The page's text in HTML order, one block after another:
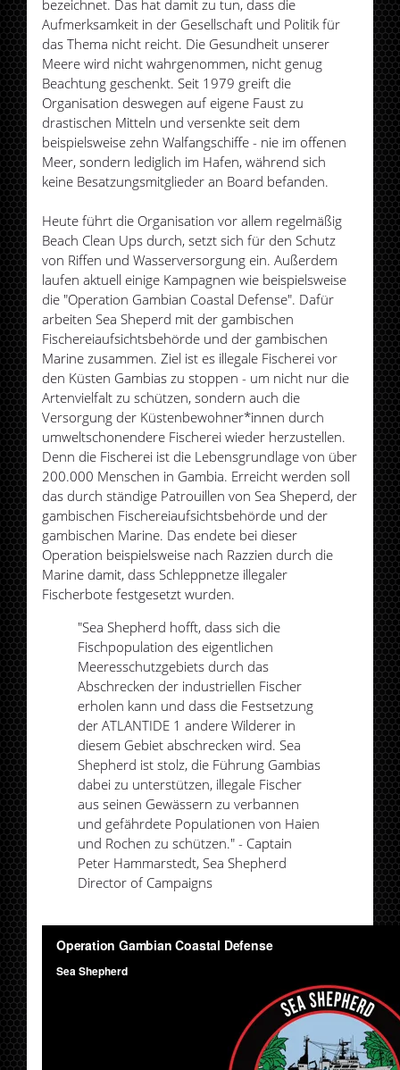
bezeichnet. Das hat damit zu tun, dass die
Aufmerksamkeit in der Gesellschaft und Politik für
das Thema nicht reicht. Die Gesundheit unserer
Meere wird nicht wahrgenommen, nicht genug
Beachtung geschenkt. Seit 1979 greift die
Organisation deswegen auf eigene Faust zu
drastischen Mitteln und versenkte seit dem
beispielsweise zehn Walfangschiffe - nie im offenen
Meer, sondern lediglich im Hafen, während sich
keine Besatzungsmitglieder an Board befanden.
Heute führt die Organisation vor allem regelmäßig
Beach Clean Ups durch, setzt sich für den Schutz
von Riffen und Wasserversorgung ein. Außerdem
laufen aktuell einige Kampagnen wie beispielsweise
die "Operation Gambian Coastal Defense". Dafür
arbeiten Sea Sheperd mit der gambischen
Fischereiaufsichtsbehörde und der gambischen
Marine zusammen. Ziel ist es illegale Fischerei vor
den Küsten Gambias zu stoppen - um nicht nur die
Artenvielfalt zu schützen, sondern auch die
Versorgung der Küstenbewohner*innen durch
umweltschonendere Fischerei wieder herzustellen.
Denn die Fischerei ist die Lebensgrundlage von über
200.000 Menschen in Gambia. Erreicht werden soll
das durch ständige Patrouillen von Sea Sheperd, der
gambischen Fischereiaufsichtsbehörde und der
gambischen Marine. Das endete bei dieser
Operation beispielsweise nach Razzien durch die
Marine damit, dass Schleppnetze illegaler
Fischerbote festgesetzt wurden.
"Sea Shepherd hofft, dass sich die
Fischpopulation des eigentlichen
Meeresschutzgebiets durch das
Abschrecken der industriellen Fischer
erholen kann und dass die Festsetzung
der ATLANTIDE 1 andere Wilderer in
diesem Gebiet abschrecken wird. Sea
Shepherd ist stolz, die Führung Gambias
dabei zu unterstützen, illegale Fischer
aus seinen Gewässern zu verbannen
und gefährdete Populationen von Haien
und Rochen zu schützen." - Captain
Peter Hammarstedt, Sea Shepherd
Director of Campaigns